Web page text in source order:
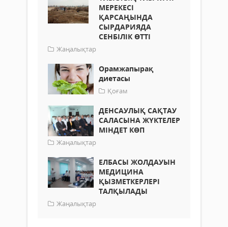
МЕРЕКЕСІ
ҚАРСАҢЫНДА
СЫРДАРИЯДА
СЕНБІЛІК ӨТТІ
Жаңалықтар
Орамжапырақ
диетасы
Қоғам
ДЕНСАУЛЫҚ САҚТАУ
САЛАСЫНА ЖҮКТЕЛЕР
МІНДЕТ КӨП
Жаңалықтар
ЕЛБАСЫ ЖОЛДАУЫН
МЕДИЦИНА
ҚЫЗМЕТКЕРЛЕРІ
ТАЛҚЫЛАДЫ
Жаңалықтар